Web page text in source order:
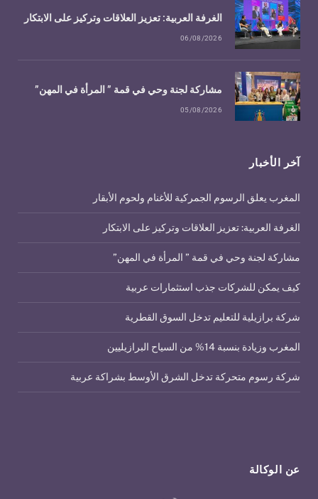
عن الوكالة
آخر الأخبار
المغرب يعلق الرسوم الجمركية للأغنام ولحوم الأبقار
الغرفة العربية: تعزيز العلاقات وتركيز على الابتكار
مشاركة لجنة وحي في قمة ” المرأة في المهن”
كيف يمكن للشركات جذب استثمارات عربية
شركة برازيلية للتعليم تدخل السوق القطرية
المغرب وزيادة بنسبة 14% من السياح البرازيليين
شركة رسوم متحركة تدخل الشرق الأوسط بشراكة عربية
الغرفة العربية: تعزيز العلاقات وتركيز على الابتكار
06/08/2026
مشاركة لجنة وحي في قمة ” المرأة في المهن”
05/08/2026